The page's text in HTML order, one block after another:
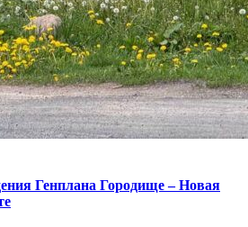
Генплана Городище – Новая